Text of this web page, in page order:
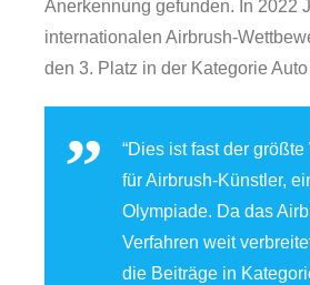
Anerkennung gefunden. In 2022
internationalen Airbrush-
den 3. Platz in der Kategorie
“Dies ist fast der
für Airbrush-Künstler,
Olympiade. Da das
Verfahren weit
die Beiträge in